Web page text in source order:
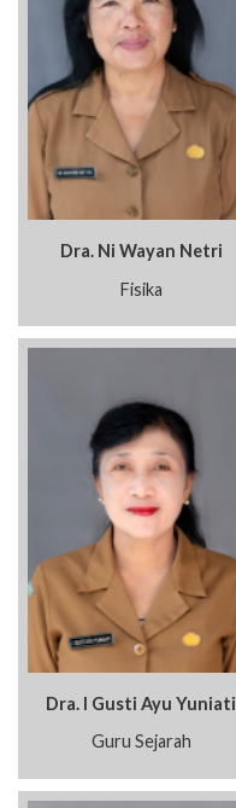
Dra. Ni Wayan Netri
Fisika
Dra. I Gusti Ayu Yuniati
Guru Sejarah